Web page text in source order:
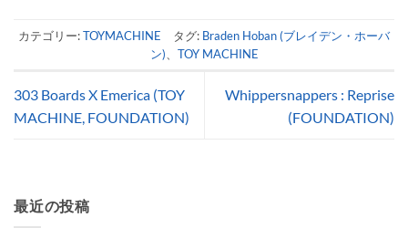
カテゴリー:TOYMACHINE タグ: Braden Hoban (ブレイデン・ホーバ
ン)
TOY MACHINE
303 Boards X Emerica (TOY
MACHINE, FOUNDATION)
Whippersnappers : Reprise
(FOUNDATION)
最近の投稿